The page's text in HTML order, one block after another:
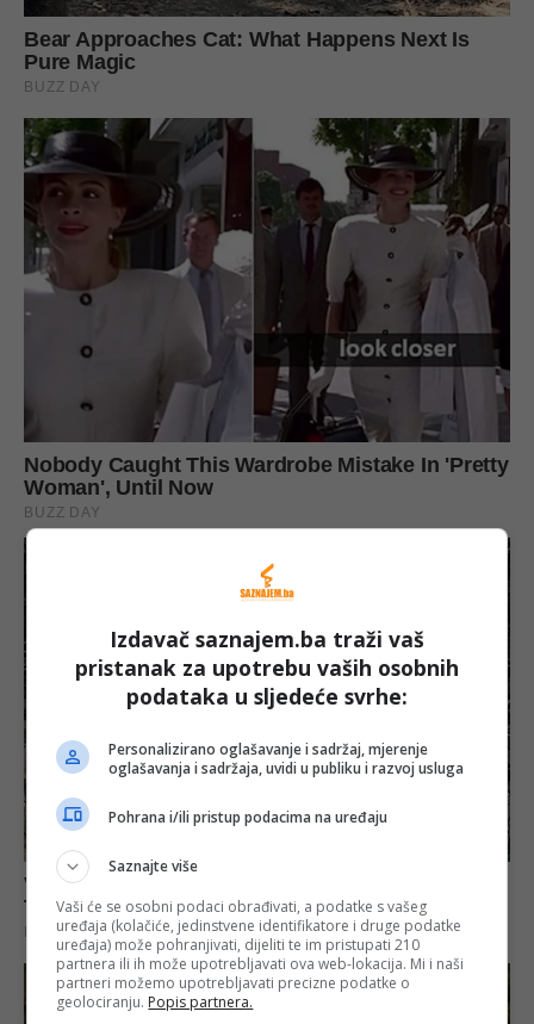
Izdavač saznajem.ba traži vaš
pristanak za upotrebu vaših osobnih
podataka u sljedeće svrhe:
Personalizirano oglašavanje i sadržaj, mjerenje
oglašavanja i sadržaja, uvidi u publiku i razvoj usluga
Pohrana i/ili pristup podacima na uređaju
Saznajte više
Vaši će se osobni podaci obrađivati, a podatke s vašeg
uređaja (kolačiće, jedinstvene identifikatore i druge podatke
uređaja) može pohranjivati, dijeliti te im pristupati 210
partnera ili ih može upotrebljavati ova web-lokacija. Mi i naši
partneri možemo upotrebljavati precizne podatke o
geolociranju. Popis partnera.